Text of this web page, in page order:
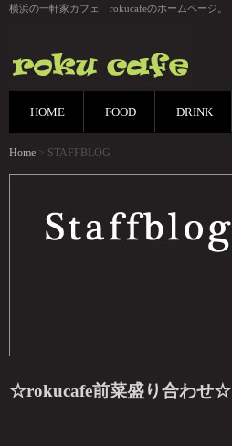
横浜の一軒家カフェ rokucafeのホームページ。
HOME FOOD DRINK
Home > STAFFBLOG
☆rokucafe前菜盛り合わせ☆